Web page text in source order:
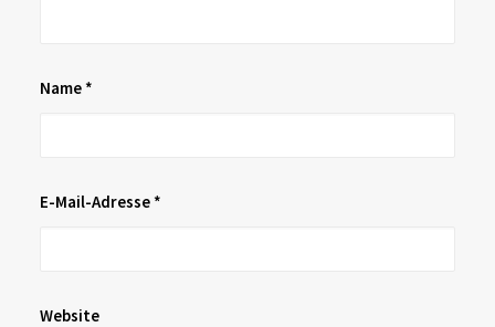
Name*
E-Mail-Adresse*
Website